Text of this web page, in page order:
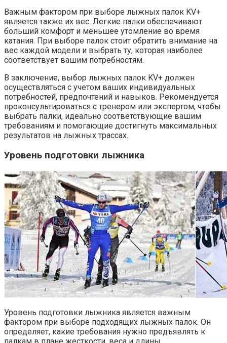
Важным фактором при выборе лыжных палок KV+
является также их вес. Легкие палки обеспечивают
больший комфорт и меньшее утомление во время
катания. При выборе палок стоит обратить внимание на
вес каждой модели и выбрать ту, которая наиболее
соответствует вашим потребностям.
В заключение, выбор лыжных палок KV+ должен
осуществляться с учетом ваших индивидуальных
потребностей, предпочтений и навыков. Рекомендуется
проконсультироваться с тренером или экспертом, чтобы
выбрать палки, идеально соответствующие вашим
требованиям и помогающие достигнуть максимальных
результатов на лыжных трассах.
Уровень подготовки лыжника
Уровень подготовки лыжника является важным
фактором при выборе подходящих лыжных палок. Он
определяет, какие требования нужно предъявлять к
палкам в плане жесткости, веса и длины.